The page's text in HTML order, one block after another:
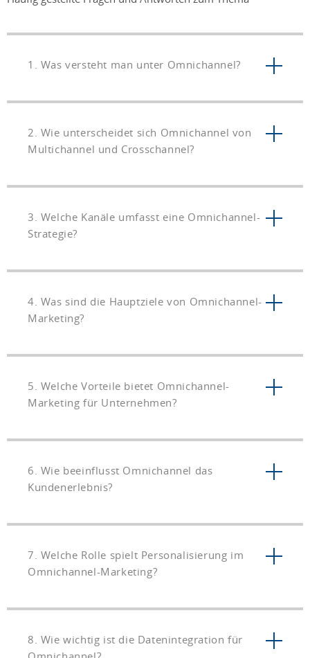
1. Was versteht man unter Omnichannel?
2. Wie unterscheidet sich Omnichannel von
Multichannel und Crosschannel?
3. Welche Kanäle umfasst eine Omnichannel-
Strategie?
4. Was sind die Hauptziele von Omnichannel-
Marketing?
5. Welche Vorteile bietet Omnichannel-
Marketing für Unternehmen?
6. Wie beeinflusst Omnichannel das
Kundenerlebnis?
7. Welche Rolle spielt Personalisierung im
Omnichannel-Marketing?
8. Wie wichtig ist die Datenintegration für